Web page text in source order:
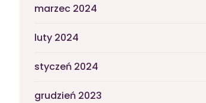
marzec 2024
luty 2024
styczeń 2024
grudzień 2023